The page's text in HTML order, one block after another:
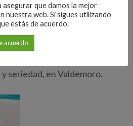
seriedad, en Valdemoro.
que damos la mejor
nuestra web. Si sigues utilizando
estás de acuerdo.
acuerdo